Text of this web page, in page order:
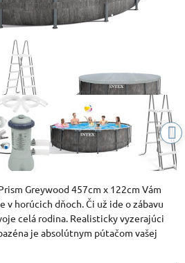
Greywood 457cm x 122cm Vám
v horúcich dňoch. Či už ide o zábavu
celá rodina. Realisticky vyzerajúci
je absolútnym pútačom vašej